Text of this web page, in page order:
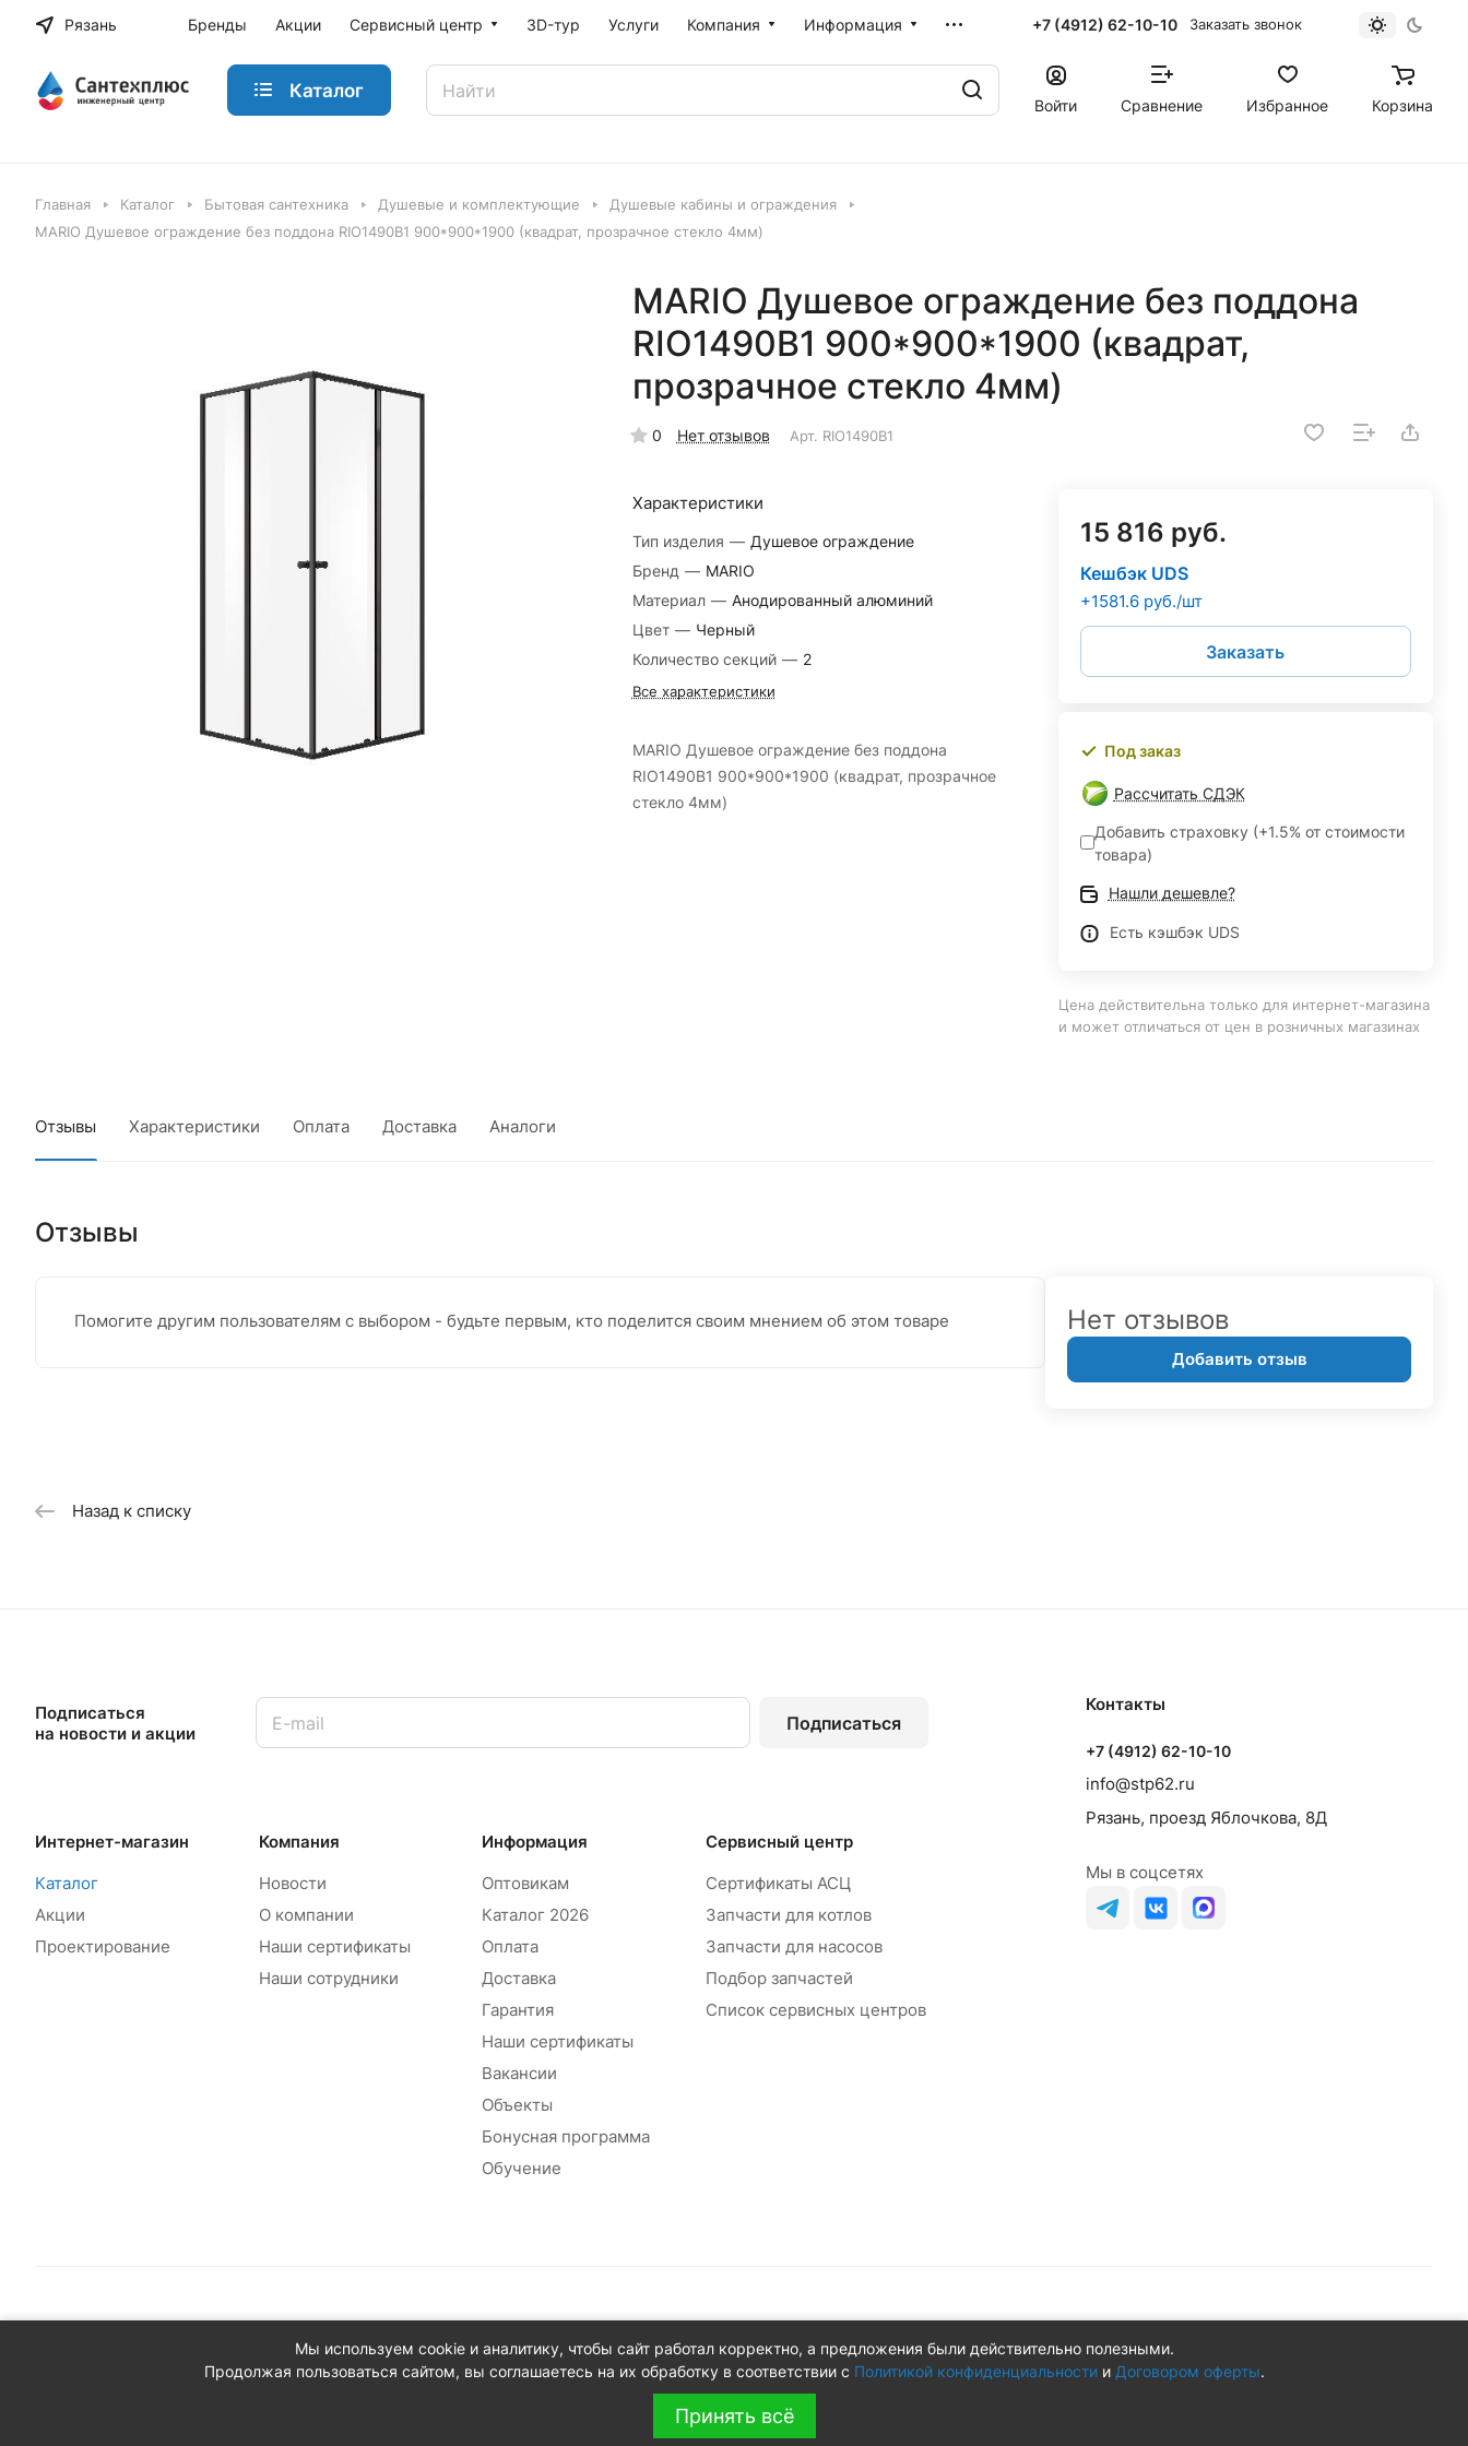
Рязань Бренды Акции Сервисный центр 3D-тур Услуги Компания Информация +7 (4912) 62-10-10 Заказать звонок
Каталог
Войти Сравнение Избранное Корзина
Главная Каталог Бытовая сантехника Душевые и комплектующие
Душевые кабины и ограждения
MARIO Душевое ограждение без поддона RIO1490B1 900*900*1900 (квадрат, прозрачное стекло 4мм)
MARIO Душевое ограждение без поддона
RIO1490B1 900*900*1900 (квадрат,
прозрачное стекло 4мм)
0 Нет отзывов Арт. RIO1490B1
Характеристики
Тип изделия — Душевое ограждение
Бренд — MARIO
Материал — Анодированный алюминий
Цвет — Черный
Количество секций — 2
Все характеристики
MARIO Душевое ограждение без поддона
RIO1490B1 900*900*1900 (квадрат, прозрачное
стекло 4мм)
15 816 руб.
Кешбэк UDS
+1581.6 руб./шт
Заказать
Под заказ
Рассчитать СДЭК
Добавить страховку (+1.5% от стоимости
товара)
Нашли дешевле?
Есть кэшбэк UDS
Цена действительна только для интернет-магазина
и может отличаться от цен в розничных магазинах
Отзывы Характеристики Оплата Доставка Аналоги
Отзывы
Помогите другим пользователям с выбором - будьте первым, кто поделится своим мнением об этом товаре Нет отзывов
Добавить отзыв
Назад к списку
Подписаться
на новости и акции
Подписаться
Интернет-магазин
Каталог
Акции
Проектирование
Компания
Новости
О компании
Наши сертификаты
Наши сотрудники
Информация
Оптовикам
Каталог 2026
Оплата
Доставка
Гарантия
Наши сертификаты
Вакансии
Объекты
Бонусная программа
Обучение
Сервисный центр
Сертификаты АСЦ
Запчасти для котлов
Запчасти для насосов
Подбор запчастей
Список сервисных центров
Контакты
+7 (4912) 62-10-10
info@stp62.ru
Рязань, проезд Яблочкова, 8Д
Мы в соцсетях
© 2026 Сантехплюс: Интернет-магазин отопления, водоснабжения
Юридический адрес: 390023, г. Рязань, проезд Яблочкова, д.8Ж
ИНН/КПП: 6230087631/623001001
Мы используем cookie и аналитику, чтобы сайт работал корректно, а предложения были действительно полезными.
Продолжая пользоваться сайтом, вы соглашаетесь на их обработку в соответствии с Политикой конфиденциальностии Договором оферты.
Принять всё